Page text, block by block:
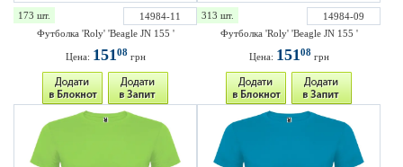
173 шт.
14984-11
Футболка 'Roly' 'Beagle JN 155 '
Цена: 15108грн
313 шт.
14984-09
Футболка 'Roly' 'Beagle JN 155 '
Цена: 15108грн